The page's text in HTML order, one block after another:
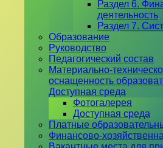
Раздел 6.
деятельность
Раздел 7.
Образование
Руководство
Педагогический состав
Материально-
оснащенность
Доступная среда
Фотогалерея
Доступная среда
Платные
Финансово-